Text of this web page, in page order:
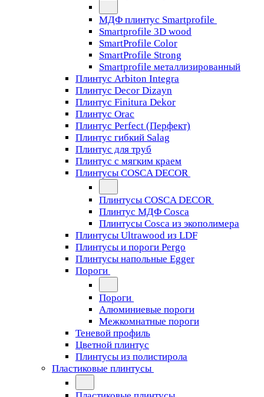
МДФ плинтус Smartprofile
Smartprofile 3D wood
SmartProfile Color
SmartProfile Strong
Smartprofile металлизированный
Плинтус Arbiton Integra
Плинтус Decor Dizayn
Плинтус Finitura Dekor
Плинтус Orac
Плинтус Perfect (Перфект)
Плинтус гибкий Salag
Плинтус для труб
Плинтус с мягким краем
Плинтусы COSCA DECOR
Плинтусы COSCA DECOR
Плинтус МДФ Cosca
Плинтусы Cosca из экополимера
Плинтусы Ultrawood из LDF
Плинтусы и пороги Pergo
Плинтусы напольные Egger
Пороги
Пороги
Алюминиевые пороги
Межкомнатные пороги
Теневой профиль
Цветной плинтус
Плинтусы из полистирола
Пластиковые плинтусы